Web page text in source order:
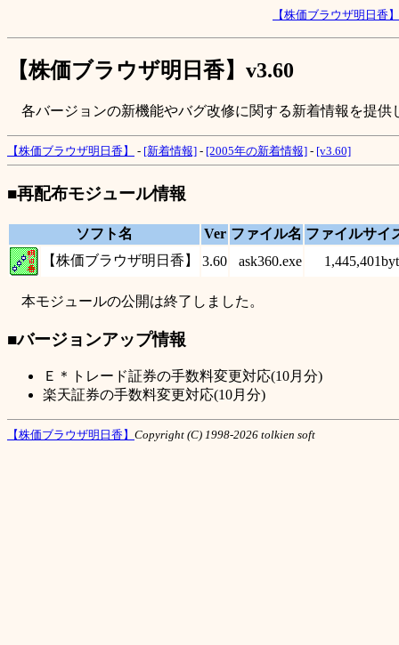
【株価ブラウザ明日香】
【株価ブラウザ明日香】v3.60
各バージョンの新機能やバグ改修に関する新着情報を提供
【株価ブラウザ明日香】 - [新着情報] - [2005年の新着情報] - [v3.60]
■再配布モジュール情報
ソフト名 Ver ファイル名 ファイルサイ
【株価ブラウザ明日香】
3.60 ask360.exe
本モジュールの公開は終了しました。
■バージョンアップ情報
Ｅ＊トレード証券の手数料変更対応(10月分)
楽天証券の手数料変更対応(10月分)
【株価ブラウザ明日香】 Copyright (C) 1998-2026 tolkien soft